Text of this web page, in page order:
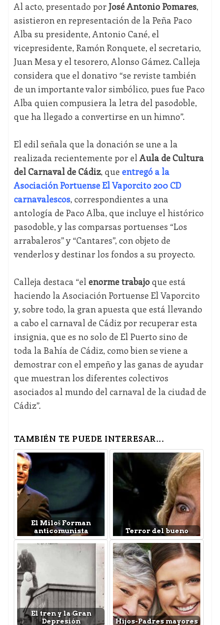
Al acto, presentado por José Antonio Pomares,
asistieron en representación de la Peña Paco
Alba su presidente, Antonio Cané, el
vicepresidente, Ramón Ronquete, el secretario,
Juan Mesa y el tesorero, Alonso Gámez. Calleja
considera que el donativo “se reviste también
de un importante valor simbólico, pues fue Paco
Alba quien compusiera la letra del pasodoble,
que ha llegado a convertirse en un himno”.
El edil señala que la donación se une a la
realizada recientemente por el Aula de Cultura
del Carnaval de Cádiz, que entregó a la
Asociación Portuense El Vaporcito 200 CD
carnavalescos, correspondientes a una
antología de Paco Alba, que incluye el histórico
pasodoble, y las comparsas portuenses “Los
arrabaleros” y “Cantares”, con objeto de
venderlos y destinar los fondos a su proyecto.
Calleja destaca “el enorme trabajoque está
haciendo la Asociación Portuense El Vaporcito
y, sobre todo, la gran apuesta que está llevando
a cabo el carnaval de Cádiz por recuperar esta
insignia, que es no solo de El Puerto sino de
toda la Bahía de Cádiz, como bien se viene a
demostrar con el empeño y las ganas de ayudar
que muestran los diferentes colectivos
asociados al mundo del carnaval de la ciudad de
Cádiz”.
TAMBIÉN TE PUEDE INTERESAR...
El Miloš Forman
anticomunista
Terror del bueno
El tren y la Gran
Depresión
Hijos-Padres mayores